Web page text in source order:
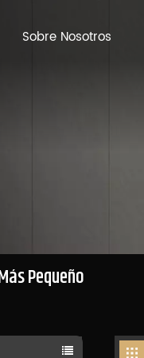
Sobre Nosotros
Pequeño